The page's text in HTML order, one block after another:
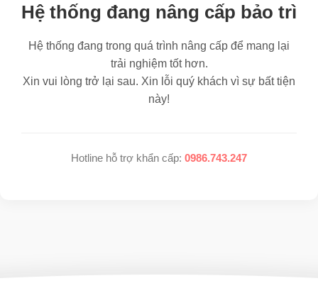
Hệ thống đang nâng cấp bảo trì
Hệ thống đang trong quá trình nâng cấp để mang lại
trải nghiệm tốt hơn.
Xin vui lòng trở lại sau. Xin lỗi quý khách vì sự bất tiện
này!
Hotline hỗ trợ khẩn cấp: 0986.743.247